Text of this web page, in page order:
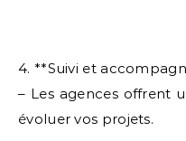
4. **Suivi et
– Les agences offrent
évoluer vos projets.